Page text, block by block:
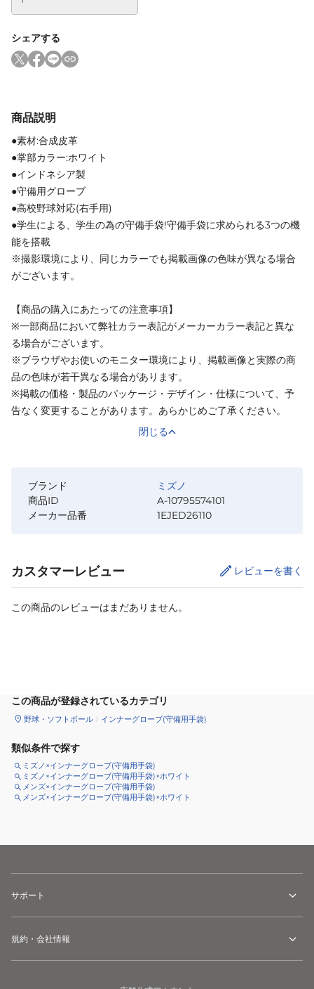
シェアする
商品説明
●素材:合成皮革
●掌部カラー:ホワイト
●インドネシア製
●守備用グローブ
●高校野球対応(右手用)
●学生による、学生の為の守備手袋!守備手袋に求められる3つの機
能を搭載
※撮影環境により、同じカラーでも掲載画像の色味が異なる場合
がございます。
【商品の購入にあたっての注意事項】
※一部商品において弊社カラー表記がメーカーカラー表記と異な
る場合がございます。
※ブラウザやお使いのモニター環境により、掲載画像と実際の商
品の色味が若干異なる場合があります。
※掲載の価格・製品のパッケージ・デザイン・仕様について、予
告なく変更することがあります。あらかじめご了承ください。
閉じる
ブランド
ミズノ
商品ID
A-10795574101
メーカー品番
1EJED26110
カスタマーレビュー レビューを書く
この商品のレビューはまだありません。
この商品が登録されているカテゴリ
野球・ソフトボール インナーグローブ(守備用手袋)
類似条件で探す
ミズノ×インナーグローブ(守備用手袋)
ミズノ×インナーグローブ(守備用手袋)×ホワイト
メンズ×インナーグローブ(守備用手袋)
メンズ×インナーグローブ(守備用手袋)×ホワイト
サポート
規約・会社情報